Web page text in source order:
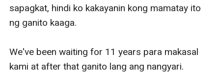
sapagkat, hindi ko kakayanin kong mamatay ito
ng ganito kaaga.
We've been waiting for 11 years para makasal
kami at after that ganito lang ang nangyari.